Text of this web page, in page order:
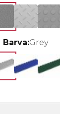
Barva:Grey